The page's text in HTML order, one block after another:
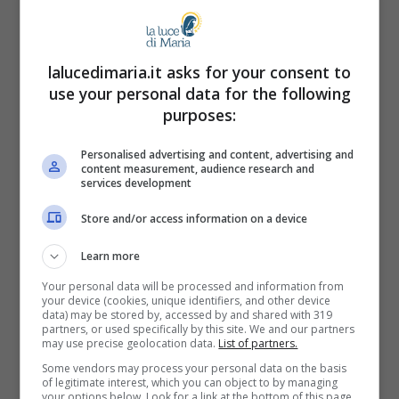
con Dio. È il nuovo “Inizio” del tempo
Ogni nuovo anno partecipa di
questo Inizio. È l’anno del
Signore. (…) Oggi la Chiesa venera
particolarmente la Maternità di Maria.
Questa è come un ultimo messaggio
dell’ottava del Natale del Signore. La
nascita parla sempre della Genitrice, di
colei che dà la vita, di colei che dà l’uomo
al mondo. Il primo giorno dell’anno nuovo è
la giornata della Madre.
lalucedimaria.it asks for your consent to
use your personal data for the following
purposes:
Personalised advertising and content, advertising and
content measurement, audience research and
services development
Store and/or access information on a device
Learn more
Your personal data will be processed and information from
your device (cookies, unique identifiers, and other device
data) may be stored by, accessed by and shared with 319
partners, or used specifically by this site. We and our partners
may use precise geolocation data. List of partners.
Some vendors may process your personal data on the basis
of legitimate interest, which you can object to by managing